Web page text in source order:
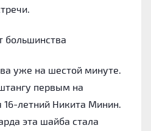
большинства
уже на шестой минуте.
первым на
16-летний Никита Минин.
эта шайба стала